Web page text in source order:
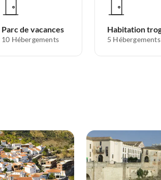
Parc de vacances
10 Hébergements 5 Hébergements